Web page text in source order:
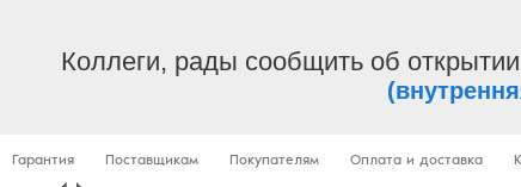
Коллеги, рады сообщить об
Гарантия Поставщикам Покупателям Оплата и доставка